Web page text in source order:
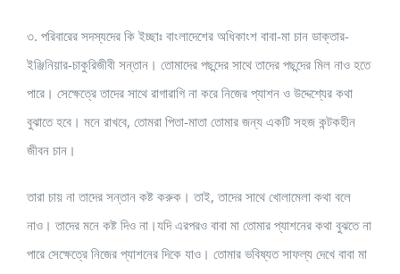
৩. পরিবারের সদস্যদের কি ইচ্ছাঃ বাংলাদেশের অধিকাংশ বাবা-মা চান ডাক্তার-
ইঞ্জিনিয়ার-চাকুরিজীবী সন্তান। তোমাদের পছন্দের সাথে তাদের পছন্দের মিল নাও হতে
পারে। সেক্ষেত্রে তাদের সাথে রাগারাগি না করে নিজের প্যাশন ও উদ্দেশ্যের কথা
বুঝাতে হবে। মনে রাখবে, তোমরা পিতা-মাতা তোমার জন্য একটি সহজ কন্টকহীন
জীবন চান।
তারা চায় না তাদের সন্তান কষ্ট করুক। তাই, তাদের সাথে খোলামেলা কথা বলে
নাও। তাদের মনে কষ্ট দিও না।যদি এরপরও বাবা মা তোমার প্যাশনের কথা বুঝতে না
পারে সেক্ষেত্রে নিজের প্যাশনের দিকে যাও। তোমার ভবিষ্যত সাফল্য দেখে বাবা মা